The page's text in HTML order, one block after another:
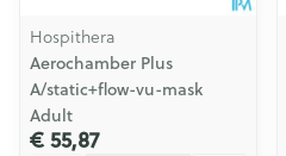
Hospithera
Aerochamber Plus
A/static+flow-vu-mask
Adult
€ 55,87